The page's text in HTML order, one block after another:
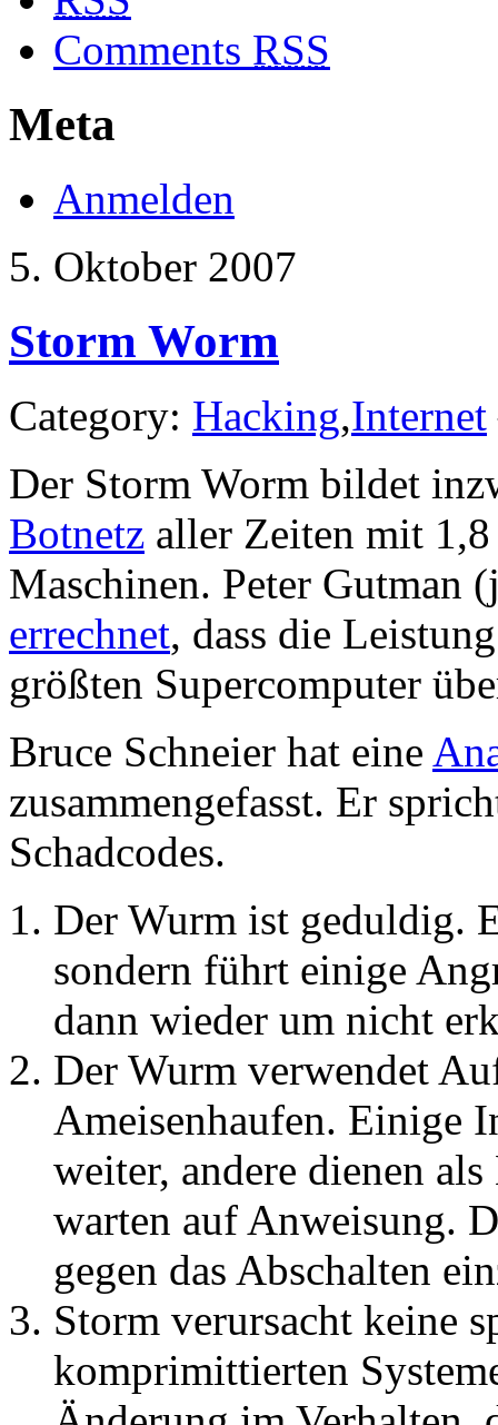
Comments RSS
Meta
Anmelden
5. Oktober 2007
Storm Worm
Category: Hacking,Internet
Der Storm Worm bildet
Botnetz aller Zeiten mit
Maschinen. Peter Gutman
errechnet, dass die
größten Supercomputer
Bruce Schneier hat eine
zusammengefasst. Er
Schadcodes.
Der Wurm ist geduldig.
sondern führt einige
dann wieder um nicht
Der Wurm verwendet
Ameisenhaufen. Einige
weiter, andere dienen
warten auf Anweisung.
gegen das Abschalten
Storm verursacht keine
komprimittierten